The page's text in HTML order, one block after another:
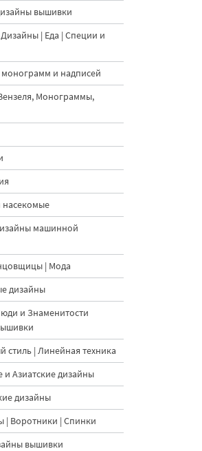
вышивки
| Еда | Специи и
монограмм и надписей
Монограммы,
насекомые
машинной
| Мода
дизайны
и Знаменитости
стиль | Линейная техника
и Азиатские дизайны
дизайны
| Воротники | Спинки
вышивки